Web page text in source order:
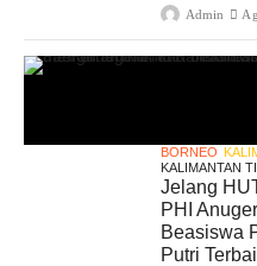
Admin
BORNEO
KALIMANTAN
Jelang
PHI
Beasiswa
Putri